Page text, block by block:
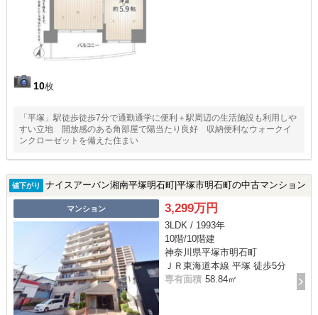
10枚
「平塚」駅徒歩徒歩7分で通勤通学に便利＋駅周辺の生活施設も利用しや
すい立地 開放感のある角部屋で陽当たり良好 収納便利なウォークイ
ンクローゼットを備えた住まい
値下がり ナイスアーバン湘南平塚明石町|平塚市明石町の中古マンション
マンション 3,299万円
3LDK / 1993年
10階/10階建
神奈川県平塚市明石町
ＪＲ東海道本線 平塚 徒歩5分
専有面積 58.84㎡